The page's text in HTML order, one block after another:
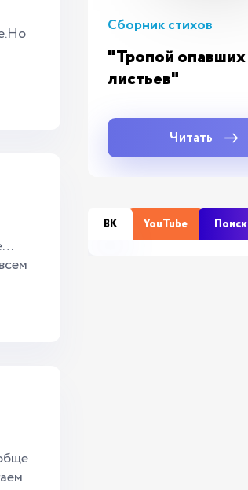
Сборник стихов
"Тропой опавших
листьев"
Читать
ВК YouTube Поиск